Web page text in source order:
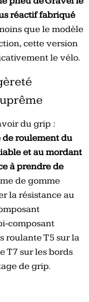
réactif fabriqué
que le modèle
cette version
le vélo.
du grip :
de roulement du
et au mordant
à prendre de
de gomme
la résistance au
composant
roulante T5 sur la
T7 sur les bords
de grip.